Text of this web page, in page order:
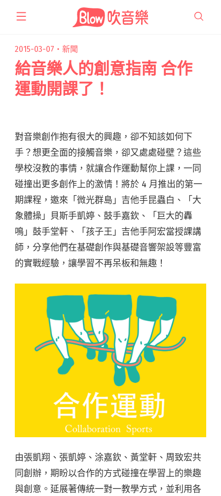
2015-03-07・ 新聞
給音樂人的創意指南 合作
運動開課了！
對音樂創作抱有很大的興趣，卻不知該如何下
手？想更全面的接觸音樂，卻又處處碰壁？這些
學校沒教的事情，就讓合作運動幫你上課，一同
碰撞出更多創作上的激情！將於 4 月推出的第一
期課程，邀來「微光群島」吉他手昆蟲白、「大
象體操」貝斯手凱婷、鼓手嘉欽、「巨大的轟
鳴」鼓手堂軒、「孩子王」吉他手阿宏當授課講
師，分享他們在基礎創作與基礎音響架設等豐富
的實戰經驗，讓學習不再呆板和無趣！
由張凱翔、張凱婷、涂嘉欽、黃堂軒、周致宏共
同創辦，期盼以合作的方式碰撞在學習上的樂趣
與創意。延展著傳統一對一教學方式，並利用各